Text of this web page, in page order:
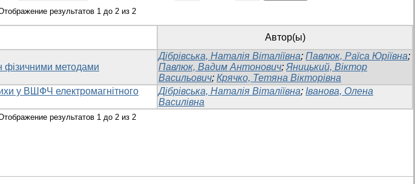
результатов 1 до 2 из 2
Автор(ы)
фізичними методами
Дібрівська, Наталія Віталіївна; Павлюк, Раїса Юріївна;
Павлюк, Вадим Антонович; Яницький, Віктор
Васильович; Крячко, Тетяна Вікторівна
у ВШФЧ електромагнітного
Дібрівська, Наталія Віталіївна; Іванова, Олена
Василівна
результатов 1 до 2 из 2